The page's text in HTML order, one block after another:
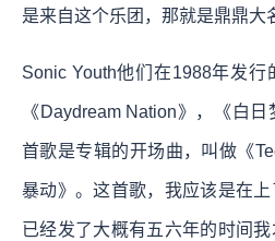
是来自这个乐团，那就是鼎鼎大
Sonic Youth他们在1988年发
《Daydream Nation》，《白
首歌是专辑的开场曲，叫做《
暴动》。这首歌，我应该是在
已经发了大概有五六年的时间